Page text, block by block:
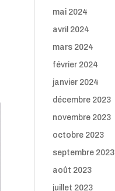
mai 2024
avril 2024
mars 2024
février 2024
janvier 2024
décembre 2023
novembre 2023
octobre 2023
septembre 2023
août 2023
juillet 2023